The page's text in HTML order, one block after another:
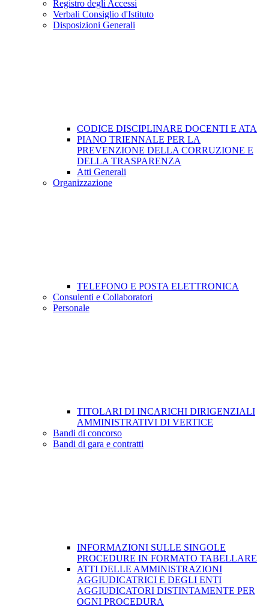
Registro degli Accessi
Verbali Consiglio d'Istituto
Disposizioni Generali
CODICE DISCIPLINARE DOCENTI E ATA
PIANO TRIENNALE PER LA
PREVENZIONE DELLA CORRUZIONE E
DELLA TRASPARENZA
Atti Generali
Organizzazione
TELEFONO E POSTA ELETTRONICA
Consulenti e Collaboratori
Personale
TITOLARI DI INCARICHI DIRIGENZIALI
AMMINISTRATIVI DI VERTICE
Bandi di concorso
Bandi di gara e contratti
INFORMAZIONI SULLE SINGOLE
PROCEDURE IN FORMATO TABELLARE
ATTI DELLE AMMINISTRAZIONI
AGGIUDICATRICI E DEGLI ENTI
AGGIUDICATORI DISTINTAMENTE PER
OGNI PROCEDURA